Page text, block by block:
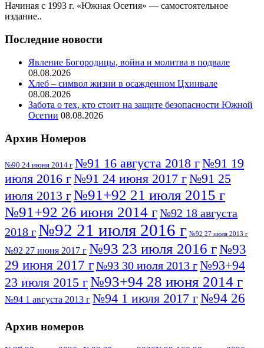
Начиная с 1993 г. «Южная Осетия» — самостоятельное
издание..
Последние новости
Явление Богородицы, война и молитва в подвале
08.08.2026
Хлеб – символ жизни в осажденном Цхинвале
08.08.2026
Забота о тех, кто стоит на защите безопасности Южной
Осетии 08.08.2026
Архив Номеров
№90 24 июня 2014 г №91 16 августа 2018 г№91 19
июля 2016 г№91 24 июня 2017 г№91 25
июля 2013 г№91+92 21 июля 2015 г
№91+92 26 июня 2014 г№92 18 августа
2018 г№92 21 июля 2016 г №92 27 июля 2013 г
№92 27 июня 2017 г №93 23 июля 2016 г№93
29 июня 2017 г№93 30 июля 2013 г№93+94
23 июля 2015 г№93+94 28 июня 2014 г
№94 1 августа 2013 г №94 1 июля 2017 г№94 26
№95 7 августа 2012 г
Архив номеров